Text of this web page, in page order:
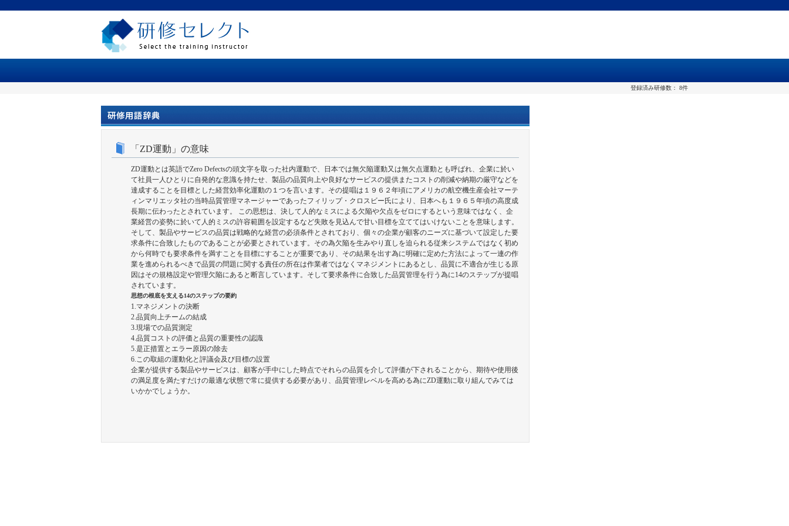
登録済み研修数： 8件
「ZD運動」の意味
ZD運動とは英語でZero Defectsの頭文字を取った社内運動で、日本では無欠陥運動又は無欠点運動とも呼ばれ、企業に於い
て社員一人ひとりに自発的な意識を持たせ、製品の品質向上や良好なサービスの提供またコストの削減や納期の厳守などを
達成することを目標とした経営効率化運動の１つを言います。その提唱は１９６２年頃にアメリカの航空機生産会社マーテ
ィンマリエッタ社の当時品質管理マネージャーであったフィリップ・クロスビー氏により、日本へも１９６５年頃の高度成
長期に伝わったとされています。 この思想は、決して人的なミスによる欠陥や欠点をゼロにするという意味ではなく、企
業経営の姿勢に於いて人的ミスの許容範囲を設定するなど失敗を見込んで甘い目標を立ててはいけないことを意味します。
そして、製品やサービスの品質は戦略的な経営の必須条件とされており、個々の企業が顧客のニーズに基づいて設定した要
求条件に合致したものであることが必要とされています。その為欠陥を生みやり直しを迫られる従来システムではなく初め
から何時でも要求条件を満すことを目標にすることが重要であり、その結果を出す為に明確に定めた方法によって一連の作
業を進められるべきで品質の問題に関する責任の所在は作業者ではなくマネジメントにあるとし、品質に不適合が生じる原
因はその規格設定や管理欠陥にあると断言しています。そして要求条件に合致した品質管理を行う為に14のステップが提唱
されています。
思想の根底を支える14のステップの要約
1.マネジメントの決断
2.品質向上チームの結成
3.現場での品質測定
4.品質コストの評価と品質の重要性の認識
5.是正措置とエラー原因の除去
6.この取組の運動化と評議会及び目標の設置
企業が提供する製品やサービスは、顧客が手中にした時点でそれらの品質を介して評価が下されることから、期待や使用後
の満足度を満たすだけの最適な状態で常に提供する必要があり、品質管理レベルを高める為にZD運動に取り組んでみては
いかかでしょうか。